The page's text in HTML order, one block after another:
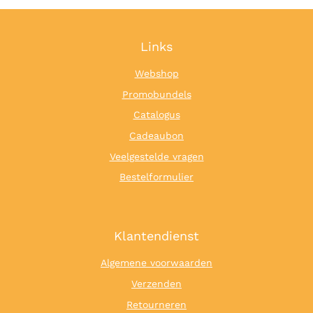
Links
Webshop
Promobundels
Catalogus
Cadeaubon
Veelgestelde vragen
Bestelformulier
Klantendienst
Algemene voorwaarden
Verzenden
Retourneren